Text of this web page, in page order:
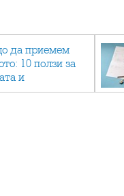
да приемем
10 ползи за
и